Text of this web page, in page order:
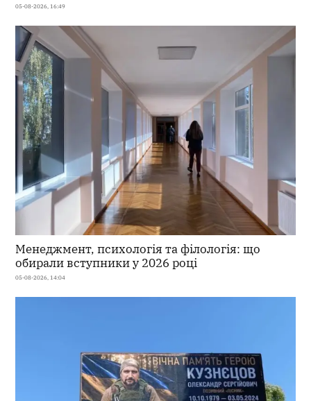
05-08-2026, 16:49
Менеджмент, психологія та філологія: що
обирали вступники у 2026 році
05-08-2026, 14:04